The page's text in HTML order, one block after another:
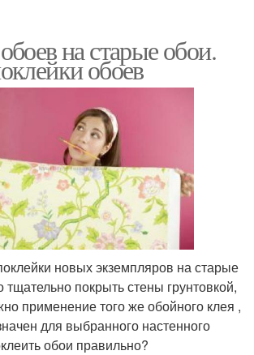
на старые обои.
обоев
новых экземпляров на старые
покрыть стены грунтовкой,
применение того же обойного клея ,
для выбранного настенного
обои правильно?